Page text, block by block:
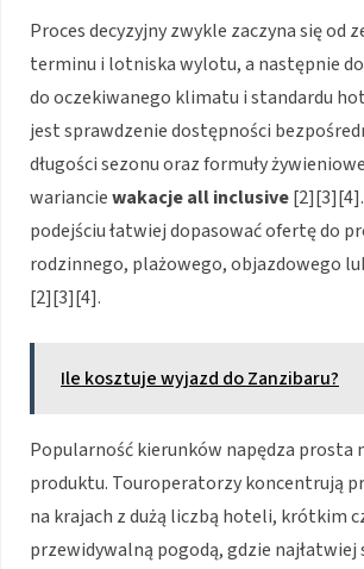
Proces decyzyjny zwykle zaczyna się od
terminu i lotniska wylotu, a następnie
do oczekiwanego klimatu i standardu
jest sprawdzenie dostępności
długości sezonu oraz formuły
warianciewakacje all inclusive
podejściu łatwiej dopasować ofertę do
rodzinnego, plażowego, objazdowego
[2][3][4].
Ile kosztuje wyjazd do Zanzibaru?
Popularność kierunków napędza prosta
produktu. Touroperatorzy koncentrują
na krajach z dużą liczbą hoteli, krótkim
przewidywalną pogodą, gdzie